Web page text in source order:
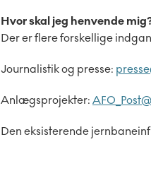
Hvor skal jeg henvende
Der er flere forskellige
Journalistik og presse:
Anlægsprojekter:
Den eksisterende